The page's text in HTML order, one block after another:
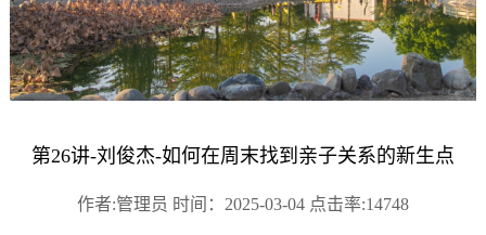
第26讲-刘俊杰-如何在周末找到亲子关系的新生点
作者:管理员 时间：2025-03-04 点击率:14748